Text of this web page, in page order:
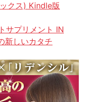
クス) Kindle版
サプリメント IN
新しいカタチ